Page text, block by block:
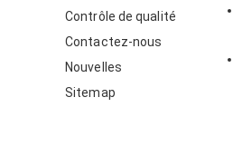
Contrôle de qualité
Contactez-nous
Nouvelles
Sitemap